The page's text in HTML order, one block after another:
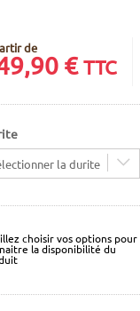
de
€ TTC
la durite
choisir vos options pour
la disponibilité du